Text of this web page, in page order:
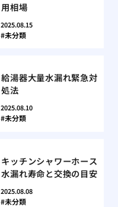
用相場
2025.08.15
未分類
給湯器大量水漏れ緊急対
処法
2025.08.10
未分類
キッチンシャワーホース
水漏れ寿命と交換の目安
2025.08.08
未分類